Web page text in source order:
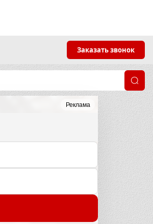
Заказать звонок
Реклама